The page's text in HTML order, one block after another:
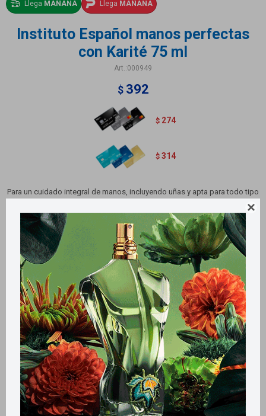

Llega MAÑANA Llega MAÑANA
Instituto Español manos perfectas
con Karité 75 ml
000949
$ 392
$ 274
$ 314
Para un cuidado integral de manos, incluyendo uñas y apta para todo tipo
de piel. Una crema ligera que da solución a un cuidado de la piel de
manos y uñas, hidratándolas y reparándolas, sin dejar una sensación
grasa en ellas.
Métodos y costos de envío
Retiros gratuitos en tiendas
Productos que te pueden interesar